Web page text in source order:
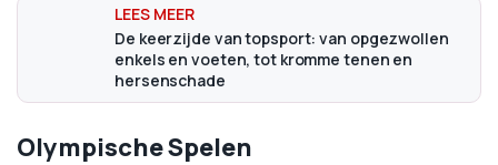
De keerzijde van topsport: van opgezwollen
enkels en voeten, tot kromme tenen en
hersenschade
Olympische Spelen